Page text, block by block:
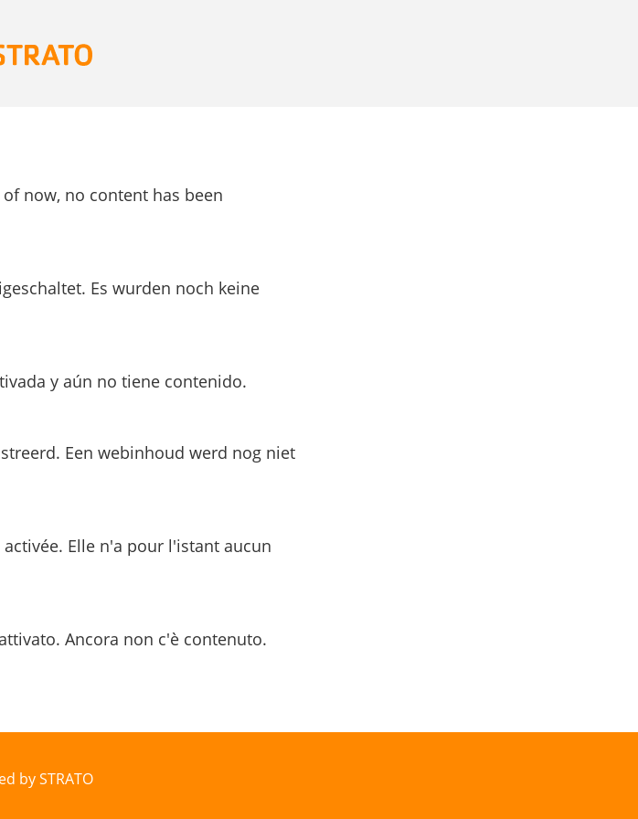
now, no content has been
Es wurden noch keine
y aún no tiene contenido.
Een webinhoud werd nog niet
Elle n'a pour l'istant aucun
Ancora non c'è contenuto.
by STRATO